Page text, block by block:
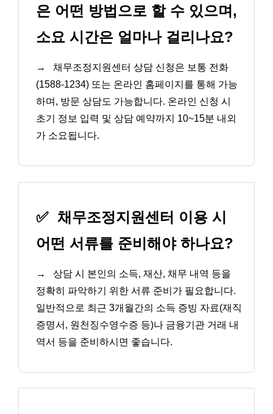
은 어떤 방법으로 할 수 있으며,
소요 시간은 얼마나 걸리나요?
→
채무조정지원센터 상담 신청은 보통 전화
(1588-1234) 또는 온라인 홈페이지를 통해 가능
하며, 방문 상담도 가능합니다. 온라인 신청 시
초기 정보 입력 및 상담 예약까지 10~15분 내외
가 소요됩니다.
✅ 채무조정지원센터 이용 시
어떤 서류를 준비해야 하나요?
→
상담 시 본인의 소득, 재산, 채무 내역 등을
정확히 파악하기 위한 서류 준비가 필요합니다.
일반적으로 최근 3개월간의 소득 증빙 자료(재직
증명서, 원천징수영수증 등)나 금융기관 거래 내
역서 등을 준비하시면 좋습니다.